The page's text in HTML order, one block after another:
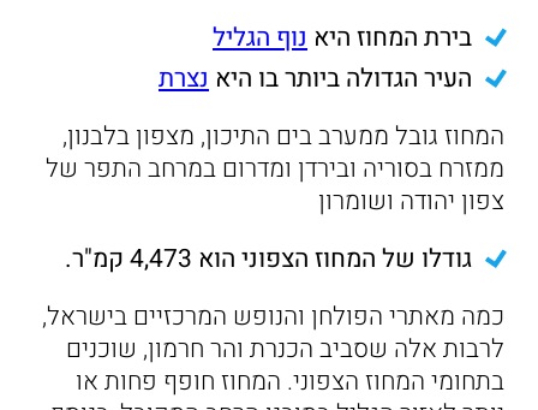
בירת המחוז היא נוף הגליל
העיר הגדולה ביותר בו היא נצרת
המחוז גובל ממערב בים התיכון, מצפון בלבנון,
ממזרח בסוריה ובירדן ומדרום במרחב התפר של
צפון יהודה ושומרון
גודלו של המחוז הצפוני הוא 4,473 קמ"ר.
כמה מאתרי הפולחן והנופש המרכזיים בישראל,
לרבות אלה שסביב הכנרת והר חרמון, שוכנים
בתחומי המחוז הצפוני. המחוז חופף פחות או